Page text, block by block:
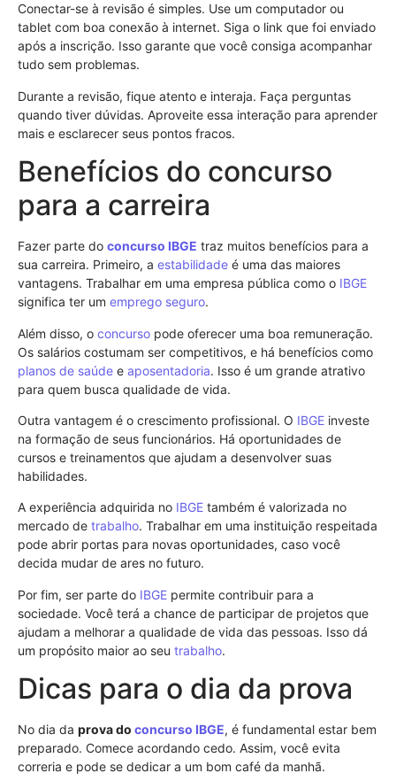
Conectar-se à revisão é simples. Use um computador ou
tablet com boa conexão à internet. Siga o link que foi enviado
após a inscrição. Isso garante que você consiga acompanhar
tudo sem problemas.
Durante a revisão, fique atento e interaja. Faça perguntas
quando tiver dúvidas. Aproveite essa interação para aprender
mais e esclarecer seus pontos fracos.
Benefícios do concurso
para a carreira
Fazer parte do concurso IBGE traz muitos benefícios para a
sua carreira. Primeiro, a estabilidade é uma das maiores
vantagens. Trabalhar em uma empresa pública como o IBGE
significa ter um emprego seguro.
Além disso, o concurso pode oferecer uma boa remuneração.
Os salários costumam ser competitivos, e há benefícios como
planos de saúde e aposentadoria. Isso é um grande atrativo
para quem busca qualidade de vida.
Outra vantagem é o crescimento profissional. O IBGE investe
na formação de seus funcionários. Há oportunidades de
cursos e treinamentos que ajudam a desenvolver suas
habilidades.
A experiência adquirida no IBGE também é valorizada no
mercado de trabalho. Trabalhar em uma instituição respeitada
pode abrir portas para novas oportunidades, caso você
decida mudar de ares no futuro.
Por fim, ser parte do IBGE permite contribuir para a
sociedade. Você terá a chance de participar de projetos que
ajudam a melhorar a qualidade de vida das pessoas. Isso dá
um propósito maior ao seu trabalho.
Dicas para o dia da prova
No dia da prova do concurso IBGE, é fundamental estar bem
preparado. Comece acordando cedo. Assim, você evita
correria e pode se dedicar a um bom café da manhã.